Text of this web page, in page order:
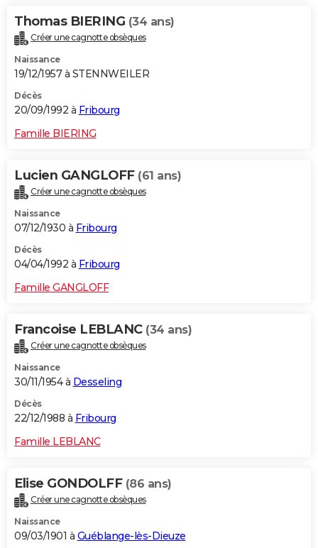
Thomas BIERING (34 ans)
Créer une cagnotte obsèques
Naissance
19/12/1957 à STENNWEILER
Décès
20/09/1992 à Fribourg
Famille BIERING
Lucien GANGLOFF (61 ans)
Créer une cagnotte obsèques
Naissance
07/12/1930 à Fribourg
Décès
04/04/1992 à Fribourg
Famille GANGLOFF
Francoise LEBLANC (34 ans)
Créer une cagnotte obsèques
Naissance
30/11/1954 à Desseling
Décès
22/12/1988 à Fribourg
Famille LEBLANC
Elise GONDOLFF (86 ans)
Créer une cagnotte obsèques
Naissance
09/03/1901 à Guéblange-lès-Dieuze